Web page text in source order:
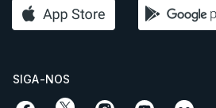
SIGA-NOS